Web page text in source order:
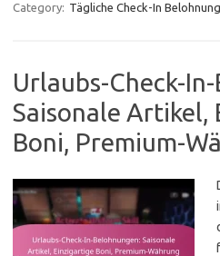
Category: Tägliche Check-In
Urlaubs-Check-
Saisonale Artikel,
Boni, Premium-